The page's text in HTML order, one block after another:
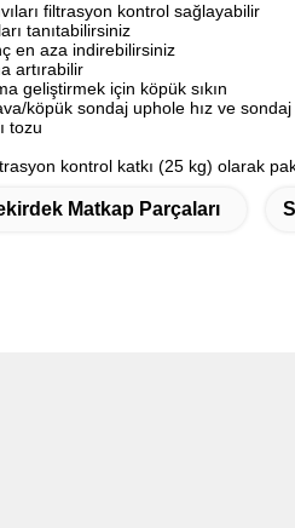
filtrasyon kontrol sağlayabilir
tanıtabilirsiniz
en aza indirebilirsiniz
artırabilir
geliştirmek için köpük sıkın
köpük sondaj uphole hız ve sondaj
tozu
kontrol katkı (25 kg) olarak
Matkap Parçaları